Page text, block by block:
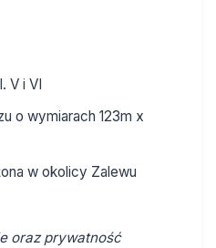
V i VI
o wymiarach 123m x
w okolicy Zalewu
oraz prywatność